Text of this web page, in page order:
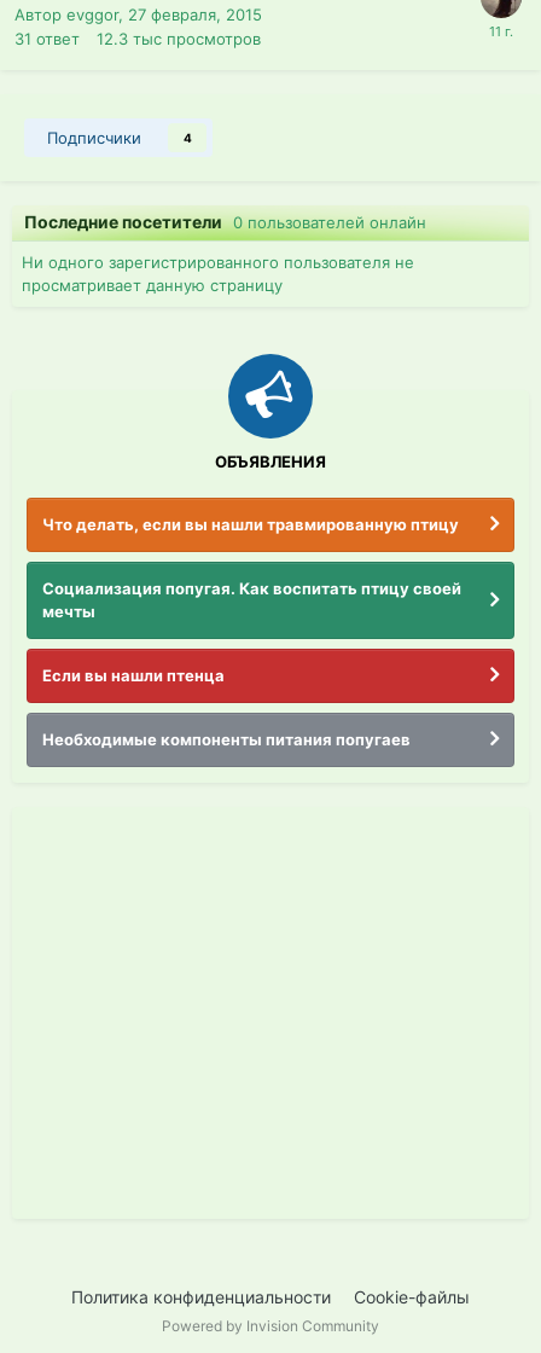
Автор evggor, 27 февраля, 2015
31 ответ 12.3 тыс просмотров
Подписчики 4
Последние посетители0 пользователей онлайн
Ни одного зарегистрированного пользователя не
просматривает данную страницу
ОБЪЯВЛЕНИЯ
Что делать, если вы нашли травмированную птицу
Социализация попугая. Как воспитать птицу своей
мечты
Если вы нашли птенца
Необходимые компоненты питания попугаев
Политика конфиденциальности Cookie-файлы
Powered by Invision Community